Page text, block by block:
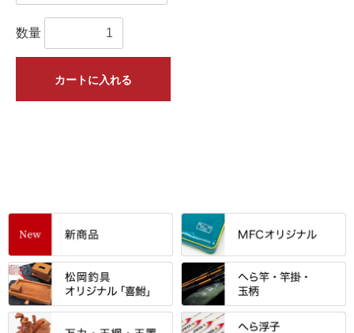
数量
カートに入れる
すべて
「雅（みやび）」シリーズ・エ
ントＰＬＵＳシリーズ
すべて すべて